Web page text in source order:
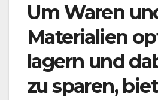
Um Waren
Materialien
lagern und
zu sparen,